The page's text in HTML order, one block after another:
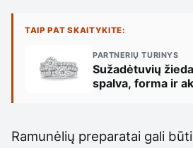
TAIP PAT SKAITYKITE:
PARTNERIŲ TURINYS
Sužadėtuvių
spalva, forma ir
Ramunėlių preparatai gali